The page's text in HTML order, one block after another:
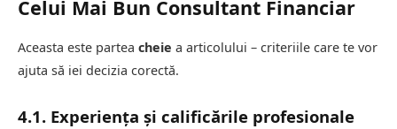
Celui Mai Bun Consultant Financiar
Aceasta este partea cheie a articolului – criteriile care te vor
ajuta să iei decizia corectă.
4.1. Experiența și calificările profesionale